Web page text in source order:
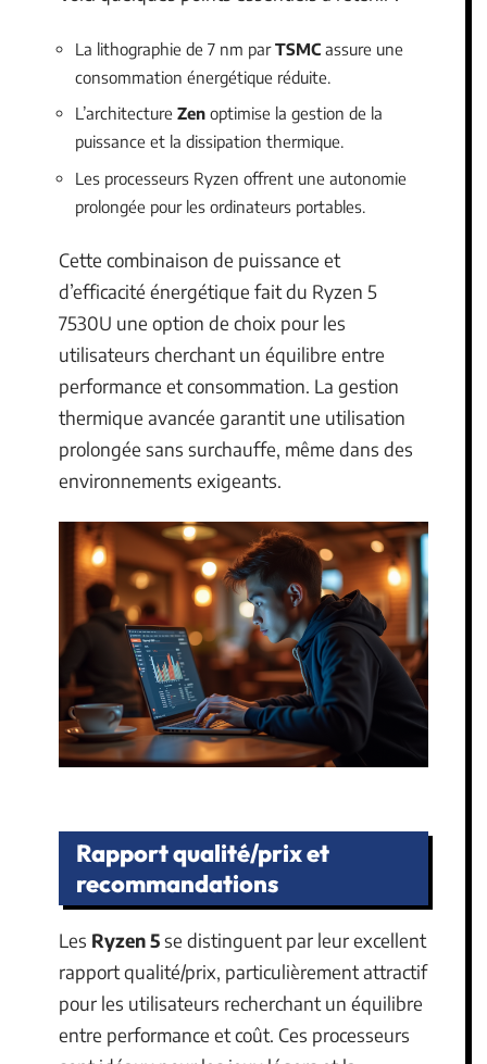
La lithographie de 7 nm parTSMC assure une
consommation énergétique réduite.
L’architecture Zen optimise la gestion de la
puissance et la dissipation thermique.
Les processeurs Ryzen offrent une autonomie
prolongée pour les ordinateurs portables.
Cette combinaison de puissance et
d’efficacité énergétique fait du Ryzen 5
7530U une option de choix pour les
utilisateurs cherchant un équilibre entre
performance et consommation. La gestion
thermique avancée garantit une utilisation
prolongée sans surchauffe, même dans des
environnements exigeants.
Rapport qualité/prix et
recommandations
Les Ryzen 5se distinguent par leur excellent
rapport qualité/prix, particulièrement attractif
pour les utilisateurs recherchant un équilibre
entre performance et coût. Ces processeurs